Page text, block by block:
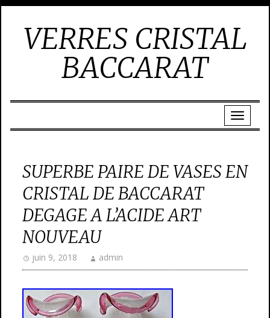
VERRES CRISTAL
BACCARAT
SUPERBE PAIRE DE VASES EN
CRISTAL DE BACCARAT
DEGAGE A L’ACIDE ART
NOUVEAU
juin 9, 2018 admin